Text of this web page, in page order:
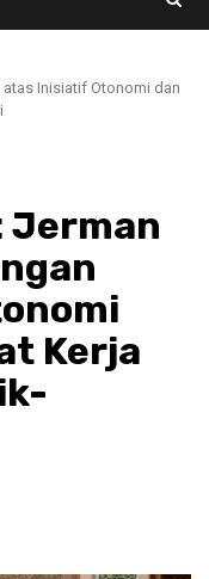
Inisiatif Otonomi dan
Jerman
Kerja